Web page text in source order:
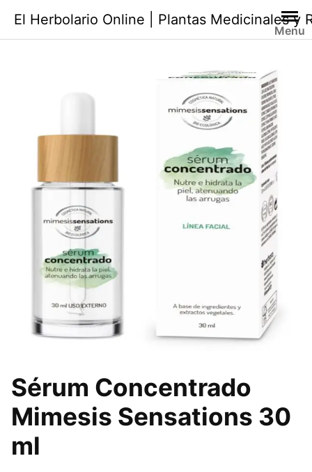
contenido
El Herbolario Online | Plantas Medicinales y
Menu
Sérum Concentrado
Mimesis Sensations 30
ml